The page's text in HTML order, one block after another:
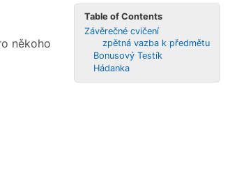
Table of Contents
Závěrečné cvičení
zpětná vazba k předmětu
Bonusový Testík
Hádanka
někoho